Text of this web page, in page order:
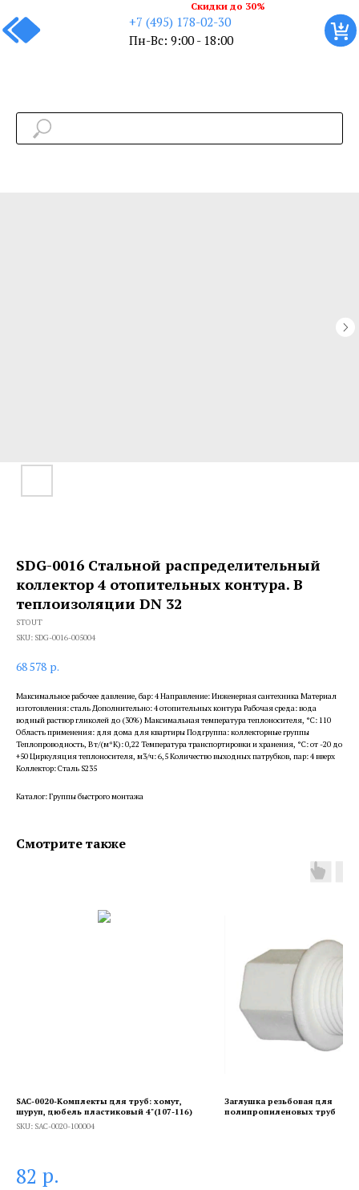
+7 (495) 178-02-30
Пн-Вс: 9:00 - 18:00
Скидки до 30%
SDG-0016 Стальной распределительный
коллектор 4 отопительных контура. В
теплоизоляции DN 32
STOUT
SKU: SDG-0016-005004
68 578 р.
Максимальное рабочее давление, бар: 4 Направление: Инженерная сантехника Материал
изготовления: сталь Дополнительно: 4 отопительных контура Рабочая среда: вода
водный раствор гликолей до (30%) Максимальная температура теплоносителя, °С: 110
Область применения: для дома для квартиры Подгруппа: коллекторные группы
Теплопроводность, Вт/(м*К): 0,22 Температура транспортировки и хранения, °С: от -20 до
+50 Циркуляция теплоносителя, м3/ч: 6,5 Количество выходных патрубков, пар: 4 вверх
Коллектор: Сталь S235
Каталог: Группы быстрого монтажа
Смотрите также
SAC-0020-Комплекты для труб: хомут,
шуруп, дюбель пластиковый 4"(107-116)
SKU: SAC-0020-100004
82 р.
Заглушка резьбовая для
полипропиленовых труб